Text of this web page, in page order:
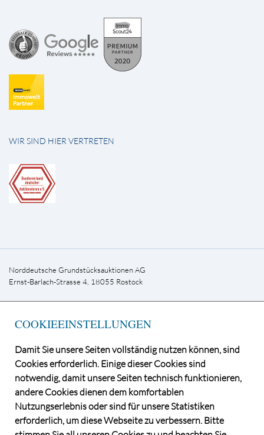
WIR SIND HIER VERTRETEN
Norddeutsche Grundstücksauktionen AG
Ernst-Barlach-Strasse 4, 18055 Rostock
E-Mailkontakt@ndga.de
COOKIEEINSTELLUNGEN
Damit Sie unsere Seiten vollständig nutzen können, sind
Cookies erforderlich. Einige dieser Cookies sind
notwendig, damit unsere Seiten technisch funktionieren,
andere Cookies dienen dem komfortablen
Nutzungserlebnis oder sind für unsere Statistiken
erforderlich, um diese Webseite zu verbessern. Bitte